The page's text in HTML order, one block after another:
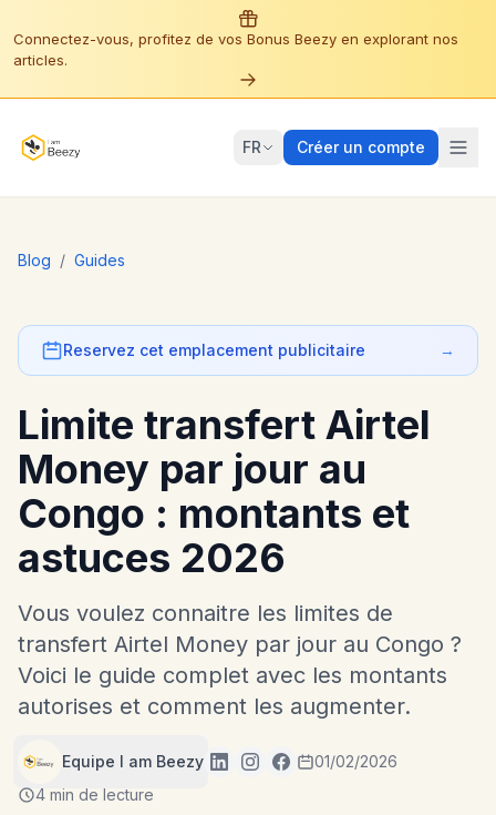
Connectez-vous, profitez de vos Bonus Beezy en explorant nos
articles.
FR Créer un compte
Blog / Guides
Reservez cet emplacement publicitaire →
Limite transfert Airtel
Money par jour au
Congo : montants et
astuces 2026
Vous voulez connaitre les limites de
transfert Airtel Money par jour au Congo ?
Voici le guide complet avec les montants
autorises et comment les augmenter.
Equipe I am Beezy
01/02/2026
4 min de lecture